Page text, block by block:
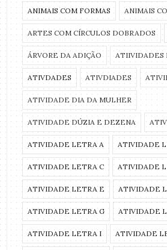
ANIMAIS COM FORMAS ANIMAIS
ARTES COM CÍRCULOS DOBRADOS
ÁRVORE DA ADIÇÃO ATIIVIDADES
ATIVDADES ATIVDIADES
ATIVIDADE DIA DA MULHER
ATIVIDADE DÚZIA E DEZENA
ATIVIDADE LETRA A ATIVIDADE
ATIVIDADE LETRA C ATIVIDADE
ATIVIDADE LETRA E ATIVIDADE
ATIVIDADE LETRA G ATIVIDADE
ATIVIDADE LETRA I ATIVIDADE